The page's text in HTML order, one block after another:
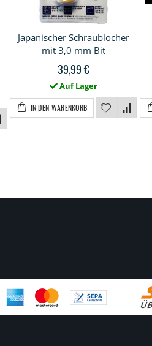
Japanischer Schraublocher
mit 3,0 mm Bit
39,99 €
Auf Lager
IN DEN WARENKORB